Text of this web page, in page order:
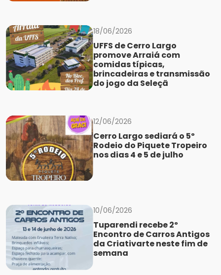
18/06/2026
UFFS de Cerro Largo
promove Arraiá com
comidas típicas,
brincadeiras e transmissão
do jogo da Seleçã
12/06/2026
Cerro Largo sediará o 5º
Rodeio do Piquete Tropeiro
nos dias 4 e 5 de julho
10/06/2026
Tuparendi recebe 2º
Encontro de Carros Antigos
da Criativarte neste fim de
semana